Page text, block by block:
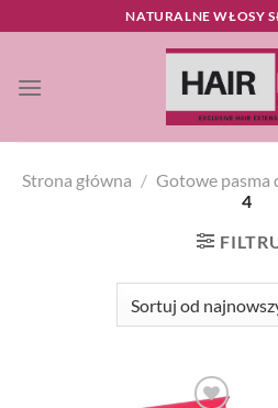
NATURALNE WŁOSY
Strona główna / Gotowe pasma
4